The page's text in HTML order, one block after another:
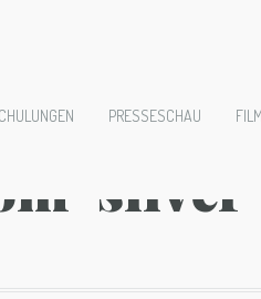
PRESSESCHAU
s-
silver